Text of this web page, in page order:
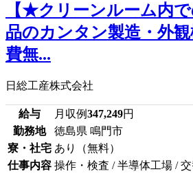
【★クリーンルーム内
品のカンタン製造・外
費無...
日総工産株式会社
給与 月収例347,249円
勤務地
徳島県 鳴門市
寮・社宅 あり（無料）
仕事内容 操作・検査 / 半導体工場 / 交